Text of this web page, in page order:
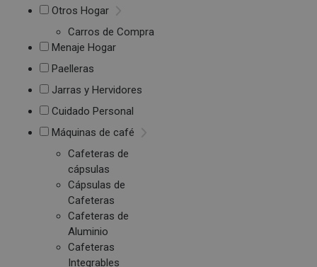
Otros Hogar
Carros de Compra
Menaje Hogar
Paelleras
Jarras y Hervidores
Cuidado Personal
Máquinas de café
Cafeteras de
cápsulas
Cápsulas de
Cafeteras
Cafeteras de
Aluminio
Cafeteras
Integrables